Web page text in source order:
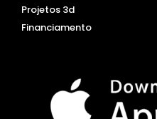
Projetos 3d
Financiamento